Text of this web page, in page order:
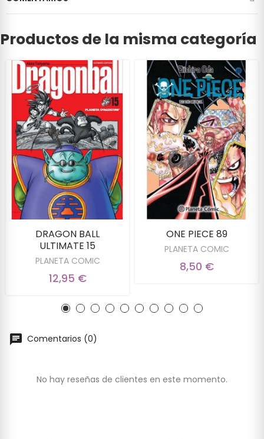
Productos de la misma categoría
DRAGON BALL
ULTIMATE 15
PLANETA COMIC
12,95 €
ONE PIECE 89
PLANETA COMIC
8,50 €
Comentarios (0)
No hay reseñas de clientes en este momento.